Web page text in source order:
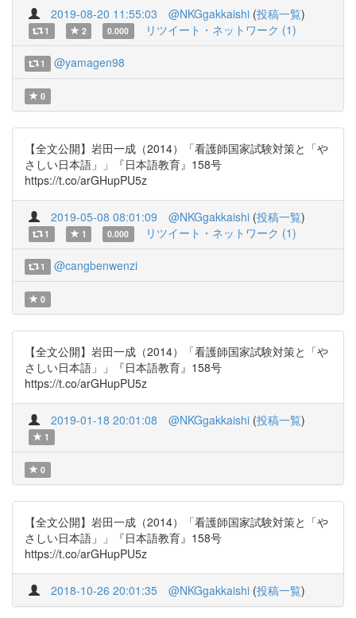
2019-08-20 11:55:03 @NKGgakkaishi (投稿一覧)
1 2 0.000 リツイート・ネットワーク (1)
1 @yamagen98
0
【全文公開】岩田一成（2014）「看護師国家試験対策と「や
さしい日本語」」『日本語教育』158号
https://t.co/arGHupPU5z
2019-05-08 08:01:09 @NKGgakkaishi (投稿一覧)
1 1 0.000 リツイート・ネットワーク (1)
1 @cangbenwenzi
0
【全文公開】岩田一成（2014）「看護師国家試験対策と「や
さしい日本語」」『日本語教育』158号
https://t.co/arGHupPU5z
2019-01-18 20:01:08 @NKGgakkaishi (投稿一覧)
1
0
【全文公開】岩田一成（2014）「看護師国家試験対策と「や
さしい日本語」」『日本語教育』158号
https://t.co/arGHupPU5z
2018-10-26 20:01:35 @NKGgakkaishi (投稿一覧)